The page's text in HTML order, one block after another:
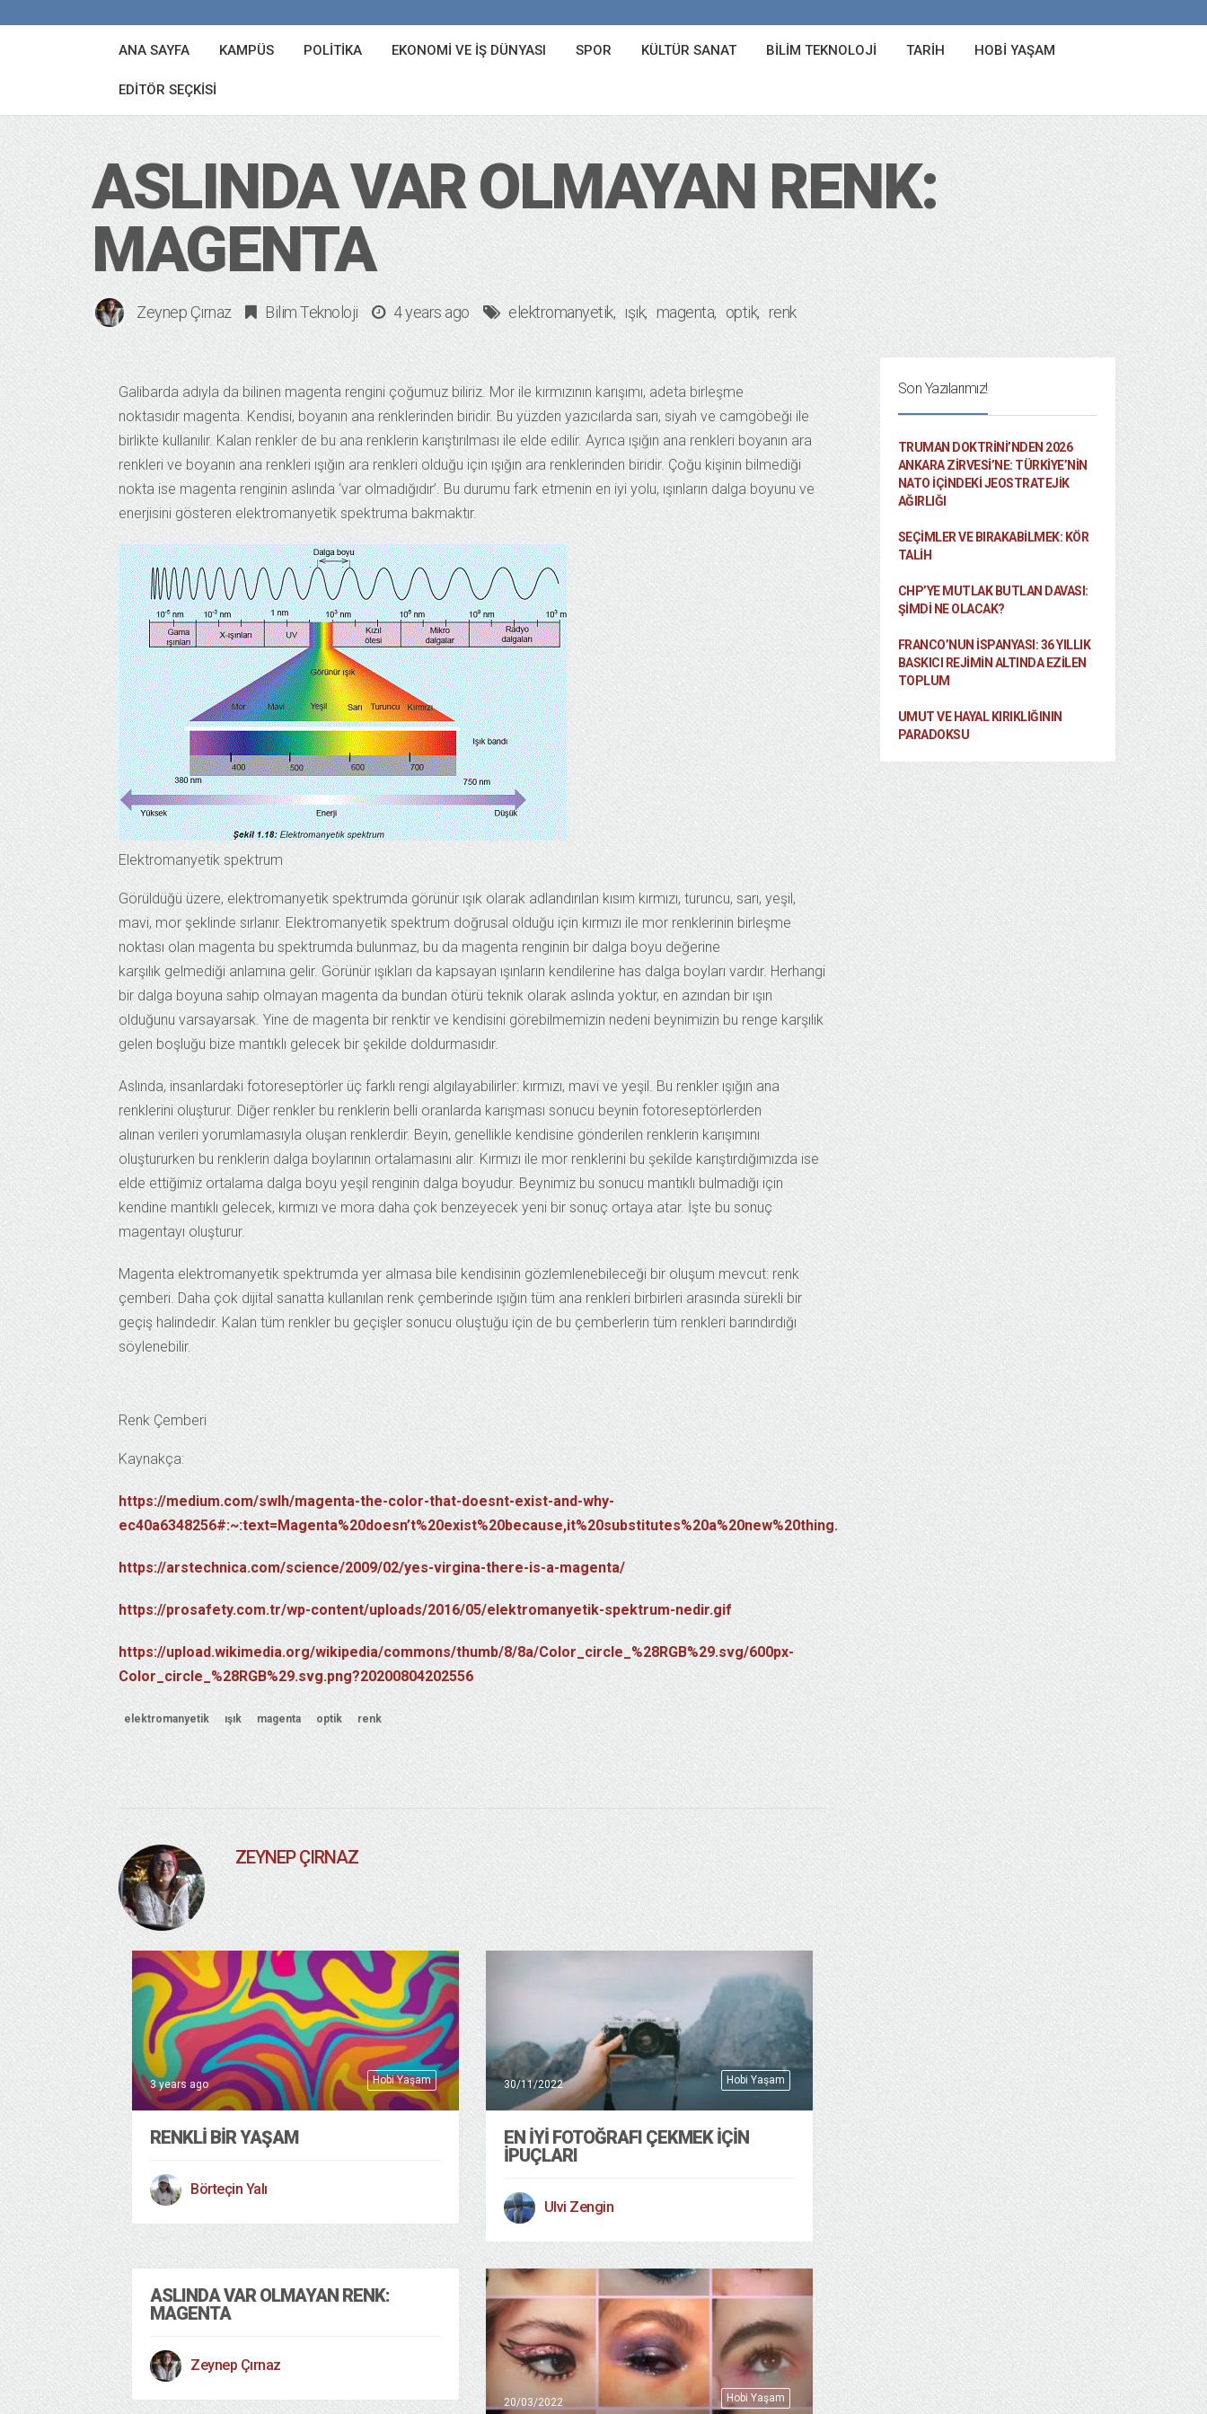
ANA SAYFA KAMPÜS POLITIKA EKONOMI VE İŞ DÜNYASI SPOR KÜLTÜR SANAT BILIM TEKNOLOJI TARIH HOBI YAŞAM
EDITÖR SEÇKISI
ASLINDA VAR OLMAYAN RENK:
MAGENTA
Zeynep Çırnaz Bilim Teknoloji 4 years ago elektromanyetik ışık magenta optik renk
Galibarda adıyla da bilinen magenta rengini çoğumuz biliriz. Mor ile kırmızının karışımı, adeta birleşme
noktasıdır magenta. Kendisi, boyanın ana renklerinden biridir. Bu yüzden yazıcılarda sarı, siyah ve camgöbeği ile
birlikte kullanılır. Kalan renkler de bu ana renklerin karıştırılması ile elde edilir. Ayrıca ışığın ana renkleri boyanın ara
renkleri ve boyanın ana renkleri ışığın ara renkleri olduğu için ışığın ara renklerinden biridir. Çoğu kişinin bilmediği
nokta ise magenta renginin aslında ‘var olmadığıdır’. Bu durumu fark etmenin en iyi yolu, ışınların dalga boyunu ve
enerjisini gösteren elektromanyetik spektruma bakmaktır.
Elektromanyetik spektrum
Görüldüğü üzere, elektromanyetik spektrumda görünür ışık olarak adlandırılan kısım kırmızı, turuncu, sarı, yeşil,
mavi, mor şeklinde sırlanır. Elektromanyetik spektrum doğrusal olduğu için kırmızı ile mor renklerinin birleşme
noktası olan magenta bu spektrumda bulunmaz, bu da magenta renginin bir dalga boyu değerine
karşılık gelmediği anlamına gelir. Görünür ışıkları da kapsayan ışınların kendilerine has dalga boyları vardır. Herhangi
bir dalga boyuna sahip olmayan magenta da bundan ötürü teknik olarak aslında yoktur, en azından bir ışın
olduğunu varsayarsak. Yine de magenta bir renktir ve kendisini görebilmemizin nedeni beynimizin bu renge karşılık
gelen boşluğu bize mantıklı gelecek bir şekilde doldurmasıdır.
Aslında, insanlardaki fotoreseptörler üç farklı rengi algılayabilirler: kırmızı, mavi ve yeşil. Bu renkler ışığın ana
renklerini oluşturur. Diğer renkler bu renklerin belli oranlarda karışması sonucu beynin fotoreseptörlerden
alınan verileri yorumlamasıyla oluşan renklerdir. Beyin, genellikle kendisine gönderilen renklerin karışımını
oluştururken bu renklerin dalga boylarının ortalamasını alır. Kırmızı ile mor renklerini bu şekilde karıştırdığımızda ise
elde ettiğimiz ortalama dalga boyu yeşil renginin dalga boyudur. Beynimiz bu sonucu mantıklı bulmadığı için
kendine mantıklı gelecek, kırmızı ve mora daha çok benzeyecek yeni bir sonuç ortaya atar. İşte bu sonuç
magentayı oluşturur.
Magenta elektromanyetik spektrumda yer almasa bile kendisinin gözlemlenebileceği bir oluşum mevcut: renk
çemberi. Daha çok dijital sanatta kullanılan renk çemberinde ışığın tüm ana renkleri birbirleri arasında sürekli bir
geçiş halindedir. Kalan tüm renkler bu geçişler sonucu oluştuğu için de bu çemberlerin tüm renkleri barındırdığı
söylenebilir.
Renk Çemberi
Kaynakça:
https://medium.com/swlh/magenta-the-color-that-doesnt-exist-and-why-
ec40a6348256#:~:text=Magenta%20doesn’t%20exist%20because,it%20substitutes%20a%20new%20thing.
https://arstechnica.com/science/2009/02/yes-virgina-there-is-a-magenta/
https://prosafety.com.tr/wp-content/uploads/2016/05/elektromanyetik-spektrum-nedir.gif
https://upload.wikimedia.org/wikipedia/commons/thumb/8/8a/Color_circle_%28RGB%29.svg/600px-
Color_circle_%28RGB%29.svg.png?20200804202556
elektromanyetik ışık magenta optik renk
ZEYNEP ÇIRNAZ
Hobi Yaşam
3 years ago
RENKLI BIR YAŞAM
Börteçin Yalı
Hobi Yaşam
30/11/2022
EN İYI FOTOĞRAFI ÇEKMEK İÇIN
İPUÇLARI
Ulvi Zengin
ASLINDA VAR OLMAYAN RENK:
MAGENTA
Zeynep Çırnaz
Hobi Yaşam
20/03/2022
Son Yazılarımız!
TRUMAN DOKTRINI’NDEN 2026
ANKARA ZIRVESI’NE: TÜRKIYE’NIN
NATO İÇINDEKI JEOSTRATEJIK
AĞIRLIĞI
SEÇIMLER VE BIRAKABILMEK: KÖR
TALIH
CHP’YE MUTLAK BUTLAN DAVASI:
ŞİMDİ NE OLACAK?
FRANCO’NUN İSPANYASI: 36 YILLIK
BASKICI REJIMIN ALTINDA EZILEN
TOPLUM
UMUT VE HAYAL KIRIKLIĞININ
PARADOKSU